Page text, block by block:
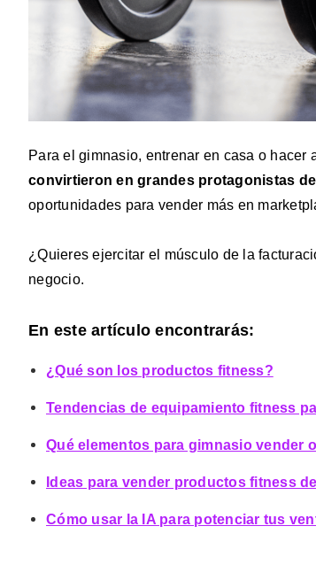
Para el gimnasio, entrenar en casa o hacer
convirtieron en grandes protagonistas
oportunidades para vender más en
¿Quieres ejercitar el músculo de la
negocio.
En este artículo encontrarás:
¿Qué son los productos fitness?
Tendencias de equipamiento fitness
Qué elementos para gimnasio vender
Ideas para vender productos fitness
Cómo usar la IA para potenciar tus